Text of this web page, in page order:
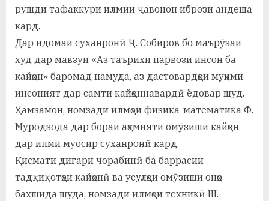
р
в
рушди тафаккури илмии ҷавонон ибрози андеша
кард.
Дар идомаи суханронӣ Ҷ. Собиров бо маърӯзаи
худ дар мавзуи «Аз таърихи парвози инсон ба
кайҳон» баромад намуда, аз дастовардҳои муҳими
инсоният дар самти кайҳоннавардӣ ёдовар шуд.
Ҳамзамон, номзади илмҳои физика-математика Ф.
Муродзода дар бораи аҳамияти омӯзиши кайҳон
дар илми муосир суханронӣ кард.
Қисмати дигари чорабинӣ ба баррасии
тадқиқотҳои кайҳонӣ ва усулҳои омӯзиши онҳо
бахшида шуда, номзади илмҳои техникӣ Ш.